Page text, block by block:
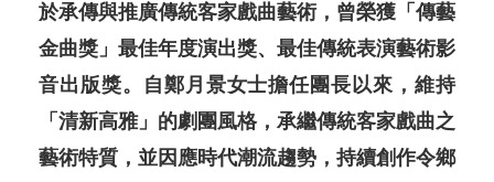
於承傳與推廣傳統客家戲曲藝術，曾榮獲「傳藝
金曲獎」最佳年度演出獎、最佳傳統表演藝術影
音出版獎。自鄭月景女士擔任團長以來，維持
「清新高雅」的劇團風格，承繼傳統客家戲曲之
藝術特質，並因應時代潮流趨勢，持續創作令鄉